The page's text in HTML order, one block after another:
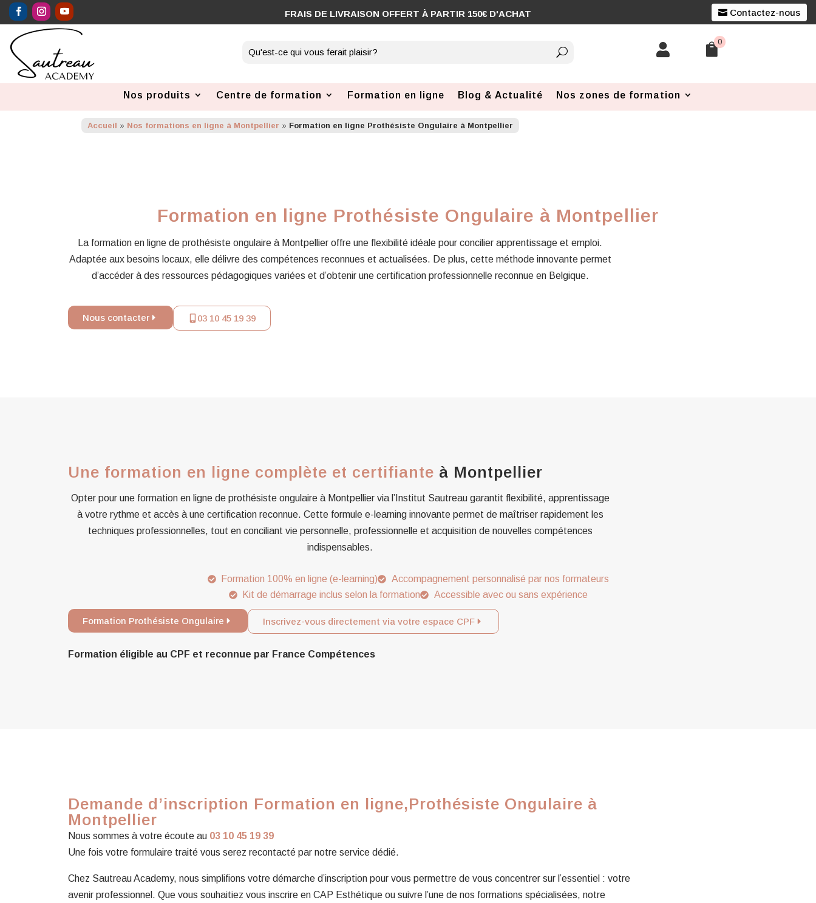
COMMANDE AVANT 12H, EXPÉDIÉE SOUS 48H Contactez-nous
 0
Nos produits Centre de formation Formation en ligne Blog & Actualité Nos zones de formation
Accueil » Nos formations en ligne à Montpellier » Formation en ligne Prothésiste Ongulaire à Montpellier
Formation en ligne Prothésiste Ongulaire à Montpellier
La formation en ligne de prothésiste ongulaire à Montpellier offre une flexibilité idéale pour concilier apprentissage et emploi.
Adaptée aux besoins locaux, elle délivre des compétences reconnues et actualisées. De plus, cette méthode innovante permet
d’accéder à des ressources pédagogiques variées et d’obtenir une certification professionnelle reconnue en Belgique.
Nous contacter 03 10 45 19 39
Une formation en ligne complète et certifiante à Montpellier
Opter pour une formation en ligne de prothésiste ongulaire à Montpellier via l’Institut Sautreau garantit flexibilité, apprentissage
à votre rythme et accès à une certification reconnue. Cette formule e-learning innovante permet de maîtriser rapidement les
techniques professionnelles, tout en conciliant vie personnelle, professionnelle et acquisition de nouvelles compétences
indispensables.
Formation 100% en ligne (e-learning)
Accompagnement personnalisé par nos formateurs
Kit de démarrage inclus selon la formation
Accessible avec ou sans expérience
Formation Prothésiste Ongulaire Inscrivez-vous directement via votre espace CPF
Formation éligible au CPF et reconnue par France Compétences
Demande d’inscription Formation en ligne,Prothésiste Ongulaire à
Montpellier
Nous sommes à votre écoute au 03 10 45 19 39
Une fois votre formulaire traité vous serez recontacté par notre service dédié.
Chez Sautreau Academy, nous simplifions votre démarche d’inscription pour vous permettre de vous concentrer sur l’essentiel : votre
avenir professionnel. Que vous souhaitiez vous inscrire en CAP Esthétique ou suivre l’une de nos formations spécialisées, notre